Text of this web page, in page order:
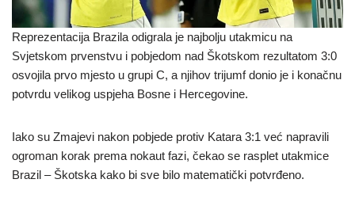
Reprezentacija Brazila odigrala je najbolju utakmicu na
Svjetskom prvenstvu i pobjedom nad Škotskom rezultatom 3:0
osvojila prvo mjesto u grupi C, a njihov trijumf donio je i konačnu
potvrdu velikog uspjeha Bosne i Hercegovine.
Iako su Zmajevi nakon pobjede protiv Katara 3:1 već napravili
ogroman korak prema nokaut fazi, čekao se rasplet utakmice
Brazil – Škotska kako bi sve bilo matematički potvrđeno.